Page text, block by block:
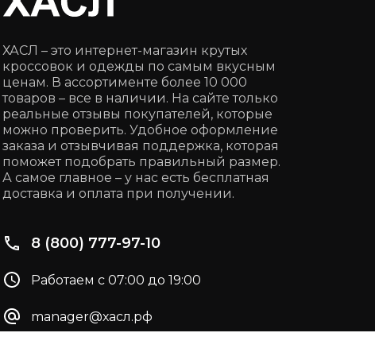
ХАСЛ – это интернет-магазин крутых
кроссовок и одежды по самым вкусным
ценам. В ассортименте более 10 000
товаров – все в наличии. На сайте только
реальные отзывы покупателей, которые
можно проверить. Удобное оформление
заказа и отзывчивая поддержка, которая
поможет подобрать правильный размер.
А самое главное – у нас есть бесплатная
доставка и оплата при получении.
8 (800) 777-97-10
Работаем с 07:00 до 19:00
manager@хасл.рф